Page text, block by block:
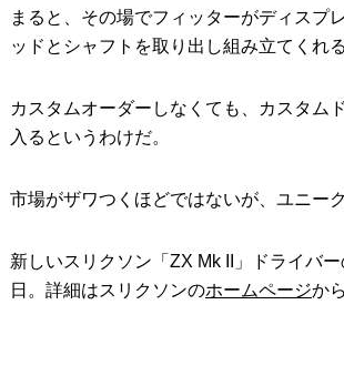
まると、その場でフィッターがディスプ
ッドとシャフトを取り出し組み立てくれる
カスタムオーダーしなくても、カスタム
入るというわけだ。
市場がザワつくほどではないが、ユニー
新しいスリクソン「ZX Mk II」ドライバ
日。詳細はスリクソンのホームページか